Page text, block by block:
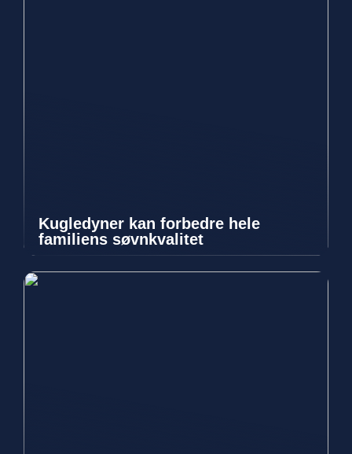
Kugledyner kan forbedre hele
familiens søvnkvalitet